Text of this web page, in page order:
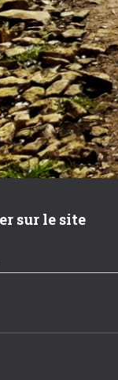
sur le site